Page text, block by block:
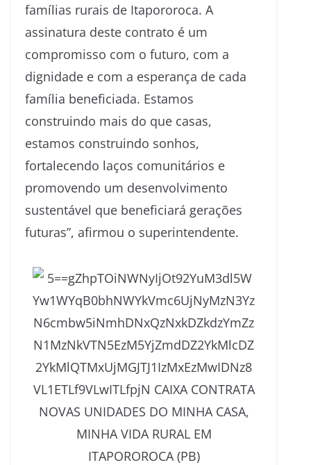
famílias rurais de Itapororoca. A
assinatura deste contrato é um
compromisso com o futuro, com a
dignidade e com a esperança de cada
família beneficiada. Estamos
construindo mais do que casas,
estamos construindo sonhos,
fortalecendo laços comunitários e
promovendo um desenvolvimento
sustentável que beneficiará gerações
futuras”, afirmou o superintendente.